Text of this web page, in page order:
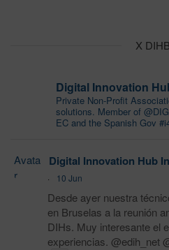
X
Digital Innovation
Private Non-Profit
solutions. Member of
EC and the Spanish Gov
Avata
r
Digital Innovation Hub
·
10 Jun
Desde ayer nuestra
en Bruselas a la reunión
DIHs. Muy interesante el
experiencias. @edih_net